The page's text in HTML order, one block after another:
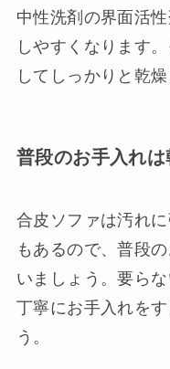
中性洗剤の界面活
しやすくなります
してしっかりと乾燥
普段のお手入れは
合皮ソファは汚れ
もあるので、普段
いましょう。要ら
丁寧にお手入れを
う。